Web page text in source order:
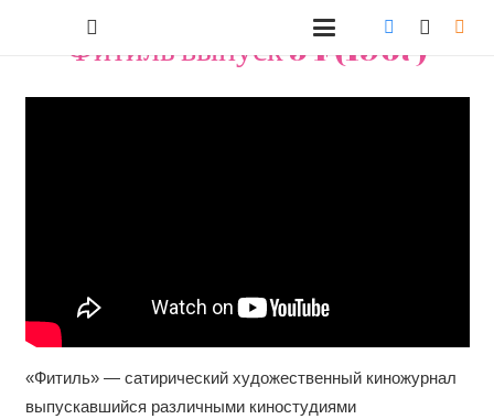
Фитиль выпуск 54 (1967)
«Фитиль» — сатирический художественный киножурнал
выпускавшийся различными киностудиями